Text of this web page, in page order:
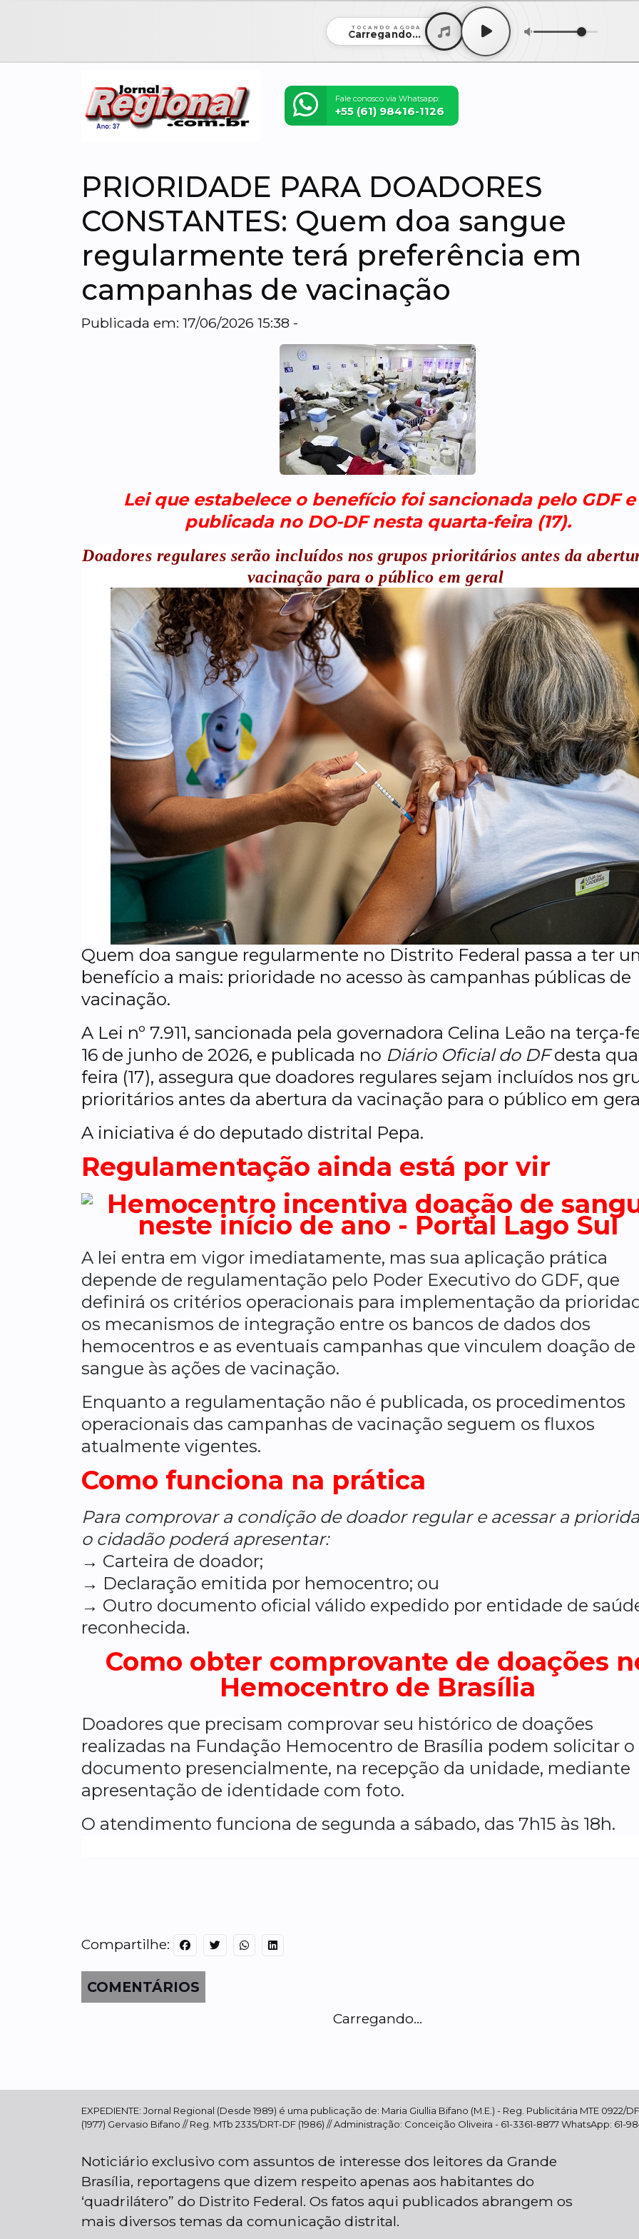
TOCANDO AGORA
Carregando...
Fale conosco via Whatsapp:
+55 (61) 98416-1126
PRIORIDADE PARA DOADORES
CONSTANTES: Quem doa sangue
regularmente terá preferência em
campanhas de vacinação
Publicada em: 17/06/2026 15:38 -
Lei que estabelece o benefício foi sancionada pelo GDF e
publicada no DO-DF nesta quarta-feira (17).
Doadores regulares serão incluídos nos grupos prioritários antes da
vacinação para o público em geral
Quem doa sangue regularmente no Distrito Federal passa a ter
benefício a mais: prioridade no acesso às campanhas públicas de
vacinação.
A Lei nº 7.911, sancionada pela governadora Celina Leão na terça-
16 de junho de 2026, e publicada no Diário Oficial do DFdesta
feira (17), assegura que doadores regulares sejam incluídos nos
prioritários antes da abertura da vacinação para o público em
A iniciativa é do deputado distrital Pepa.
Regulamentação ainda está por vir
A lei entra em vigor imediatamente, mas sua aplicação prática
depende de regulamentação pelo Poder Executivo do GDF, que
definirá os critérios operacionais para implementação da
os mecanismos de integração entre os bancos de dados dos
hemocentros e as eventuais campanhas que vinculem doação de
sangue às ações de vacinação.
Enquanto a regulamentação não é publicada, os procedimentos
operacionais das campanhas de vacinação seguem os fluxos
atualmente vigentes.
Como funciona na prática
Para comprovar a condição de doador regular e acessar a
o cidadão poderá apresentar:
→ Carteira de doador;
→ Declaração emitida por hemocentro; ou
→ Outro documento oficial válido expedido por entidade de
reconhecida.
Como obter comprovante de doações
Hemocentro de Brasília
Doadores que precisam comprovar seu histórico de doações
realizadas na Fundação Hemocentro de Brasília podem solicitar o
documento presencialmente, na recepção da unidade, mediante
apresentação de identidade com foto.
O atendimento funciona de segunda a sábado, das 7h15 às 18h.
Compartilhe:
COMENTÁRIOS
Carregando...
EXPEDIENTE: Jornal Regional (Desde 1989) é uma publicação de: Maria Giullia Bifano (M.E.) - Reg. Publicitária MTE
(1977) Gervasio Bifano // Reg. MTb 2335/DRT-DF (1986) // Administração: Conceição Oliveira - 61-3361-8877 WhatsApp: 61-
Noticiário exclusivo com assuntos de interesse dos leitores da Grande
Brasília, reportagens que dizem respeito apenas aos habitantes do
‘quadrilátero” do Distrito Federal. Os fatos aqui publicados abrangem os
mais diversos temas da comunicação distrital.